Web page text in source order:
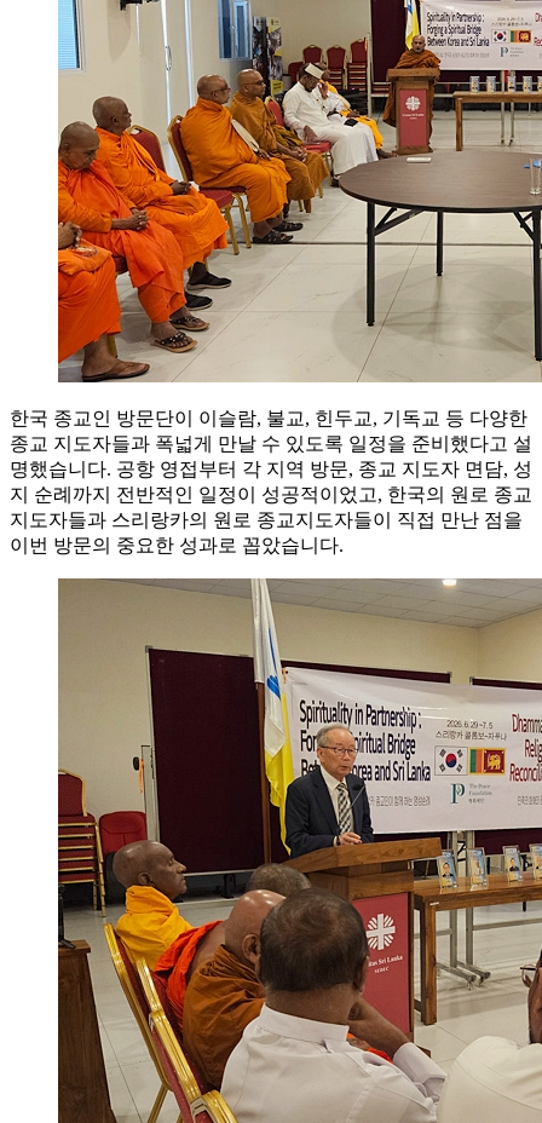
한국 종교인 방문단이 이슬람, 불교, 힌두교, 기독교 등 다양한
종교 지도자들과 폭넓게 만날 수 있도록 일정을 준비했다고 설
명했습니다. 공항 영접부터 각 지역 방문, 종교 지도자 면담, 성
지 순례까지 전반적인 일정이 성공적이었고, 한국의 원로 종교
지도자들과 스리랑카의 원로 종교지도자들이 직접 만난 점을
이번 방문의 중요한 성과로 꼽았습니다.